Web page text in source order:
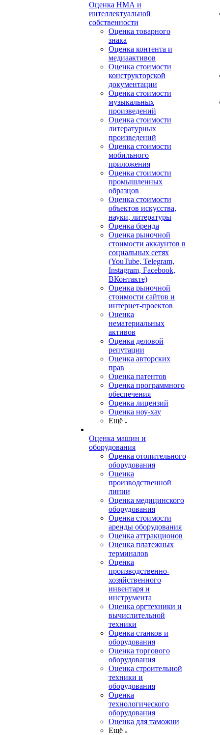
Оценка НМА и
интеллектуальной
собственности
Оценка товарного
знака
Оценка контента и
медиаактивов
Оценка стоимости
конструкторской
документации
Оценка стоимости
музыкальных
произведений
Оценка стоимости
литературных
произведений
Оценка стоимости
мобильного
приложения
Оценка стоимости
промышленных
образцов
Оценка стоимости
объектов искусства,
науки, литературы
Оценка бренда
Оценка рыночной
стоимости аккаунтов в
социальных сетях
(YouTube, Telegram,
Instagram, Facebook,
ВКонтакте)
Оценка рыночной
стоимости сайтов и
интернет-проектов
Оценка
нематериальных
активов
Оценка деловой
репутации
Оценка авторских
прав
Оценка патентов
Оценка программного
обеспечения
Оценка лицензий
Оценка ноу-хау
Ещё
Оценка машин и
оборудования
Оценка отопительного
оборудования
Оценка
производственной
линии
Оценка медицинского
оборудования
Оценка стоимости
аренды оборудования
Оценка аттракционов
Оценка платежных
терминалов
Оценка
производственно-
хозяйственного
инвентаря и
инструмента
Оценка оргтехники и
вычислительной
техники
Оценка станков и
оборудования
Оценка торгового
оборудования
Оценка строительной
техники и
оборудования
Оценка
технологического
оборудования
Оценка для таможни
Ещё